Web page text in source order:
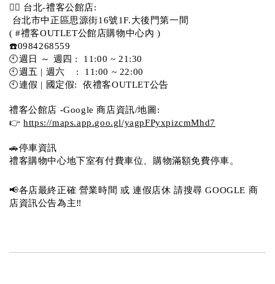
💁‍♀️ 台北-禮客公館店:
台北市中正區思源街16號1F.大後門第一間
( #禮客OUTLET公館店購物中心內 )
☎️0984268559
🕙週日 ～ 週四 :  11:00 ~ 21:30
🕙週五 | 週六    :  11:00 ~ 22:00
🕙連假 | 國定假:  依禮客OUTLET公告
禮客公館店 -Google 商店資訊/地圖:
👉 https://maps.app.goo.gl/yagpFPyxpizcmMhd7
🚗停車資訊
禮客購物中心地下室有付費車位、購物滿額免費停車。
📢各店最終正確 營業時間 或 連假店休 請搜尋 GOOGLE 商
店資訊公告為主‼️